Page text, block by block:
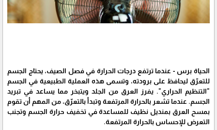
الحياة برس - عندما ترتفع درجات الحرارة في فصل الصيف، يحتاج الجسم
للتعرّق ليحافظ على برودته، وتسمى هذه العملية الطبيعية في الجسم
"التنظيم الحراري". يفرز العرق من الجلد ويتبخر مما يساعد في تبريد
الجسم. عندما تشعر بالحرارة المرتفعة وتبدأ بالتعرّق، من المهم أن تقوم
بمسح العرق بمنديل نظيف للمساعدة في تخفيف حرارة الجسم وتجنب
التعرض للإحساس بالحرارة المرتفعة.